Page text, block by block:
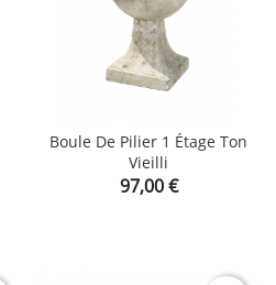
Boule De Pilier 1 Étage Ton
Vieilli
Prix
97,00 €